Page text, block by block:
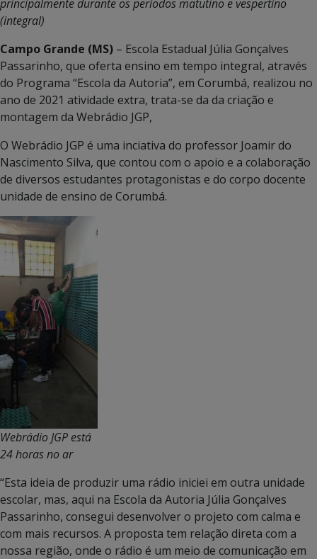
principalmente durante os períodos matutino e vespertino
(integral)
Campo Grande (MS) – Escola Estadual Júlia Gonçalves
Passarinho, que oferta ensino em tempo integral, através
do Programa “Escola da Autoria”, em Corumbá, realizou no
ano de 2021 atividade extra, trata-se da da criação e
montagem da Webrádio JGP,
O Webrádio JGP é uma inciativa do professor Joamir do
Nascimento Silva, que contou com o apoio e a colaboração
de diversos estudantes protagonistas e do corpo docente
unidade de ensino de Corumbá.
Webrádio JGP está
24 horas no ar
“Esta ideia de produzir uma rádio iniciei em outra unidade
escolar, mas, aqui na Escola da Autoria Júlia Gonçalves
Passarinho, consegui desenvolver o projeto com calma e
com mais recursos. A proposta tem relação direta com a
nossa região, onde o rádio é um meio de comunicação em